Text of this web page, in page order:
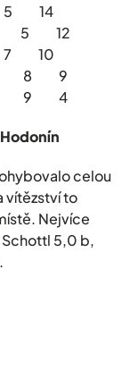
14
5 12
10
0 8 9
1 9 4
celou
vítězství to
Nejvíce
Schottl 5,0 b,